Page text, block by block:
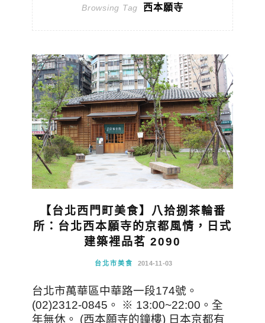
Browsing Tag 西本願寺
【台北西門町美食】八拾捌茶輪番
所：台北西本願寺的京都風情，日式
建築裡品茗 2090
台北市美食 2014-11-03
台北市萬華區中華路一段174號。
(02)2312-0845。 ※ 13:00~22:00。全
年無休。 (西本願寺的鐘樓) 日本京都有